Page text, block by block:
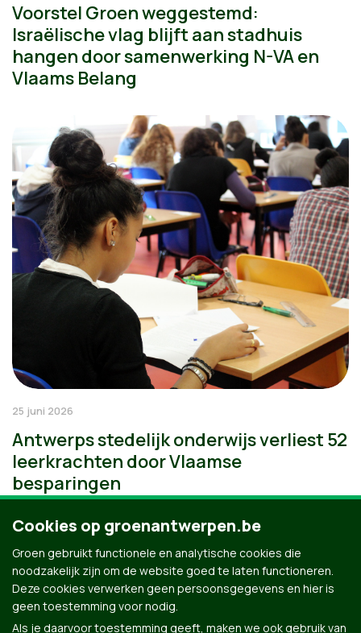
Voorstel Groen weggestemd:
Israëlische vlag blijft aan stadhuis
hangen door samenwerking N-VA en
Vlaams Belang
25 juni 2026
Antwerps stedelijk onderwijs verliest 52
leerkrachten door Vlaamse
besparingen
Cookies op groenantwerpen.be
Groen gebruikt functionele en analytische cookies die
noodzakelijk zijn om de website goed te laten functioneren.
Deze cookies verwerken geen persoonsgegevens en hier is
geen toestemming voor nodig.
Als je daarvoor toestemming geeft, maken we ook gebruik van